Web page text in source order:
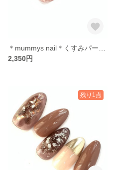
2,350円
残り1点